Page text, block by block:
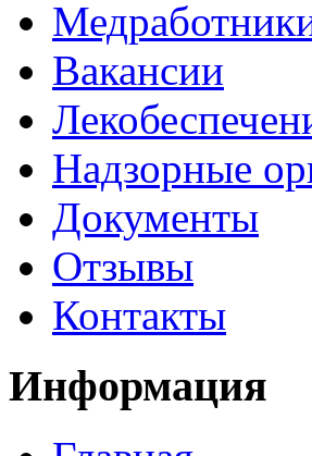
Вакансии
Надзорные
Документы
Отзывы
Контакты
Информация